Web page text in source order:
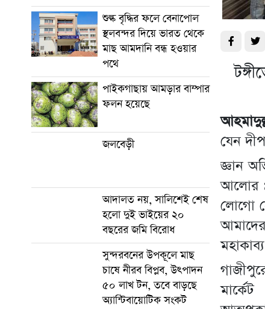
শুল্ক বৃদ্ধির ফলে বেনাপোল
স্থলবন্দর দিয়ে ভারত থেকে
মাছ আমদানি বন্ধ হওয়ার
পথে
পাইকগাছায় আমড়ার বাম্পার
ফলন হয়েছে
জলবেড়ী
আদালত নয়, সালিশেই শেষ
হলো দুই ভাইয়ের ২০
বছরের জমি বিরোধ
সুন্দরবনের উপকূলে মাছ
চাষে নীরব বিপ্লব, উৎপাদন
৫০ লাখ টন, তবে বাড়ছে
অ্যান্টিবায়োটিক সংকট
যেন
জ্ঞান
আলোর
লোগো